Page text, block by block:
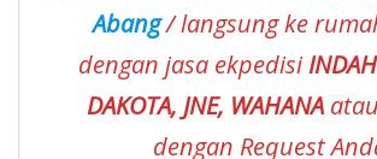
Abang/ langsung ke
dengan jasa ekpedisi
DAKOTA, JNE, WAHANA
dengan Request